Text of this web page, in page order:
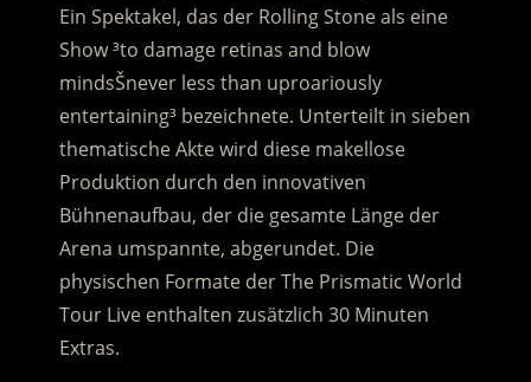
Ein Spektakel, das der Rolling Stone als eine
Show ³to damage retinas and blow
mindsŠnever less than uproariously
entertaining³ bezeichnete. Unterteilt in sieben
thematische Akte wird diese makellose
Produktion durch den innovativen
Bühnenaufbau, der die gesamte Länge der
Arena umspannte, abgerundet. Die
physischen Formate der The Prismatic World
Tour Live enthalten zusätzlich 30 Minuten
Extras.